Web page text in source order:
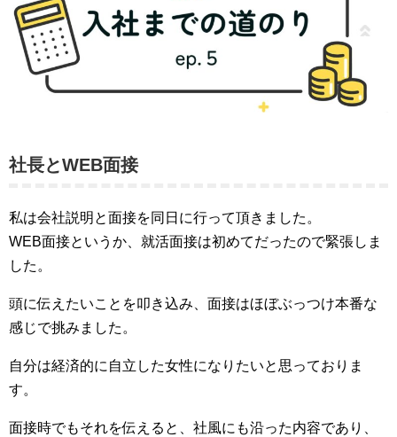
社長とWEB面接
私は会社説明と面接を同日に行って頂きました。
WEB面接というか、就活面接は初めてだったので緊張しま
した。
頭に伝えたいことを叩き込み、面接はほぼぶっつけ本番な
感じで挑みました。
自分は経済的に自立した女性になりたいと思っておりま
す。
面接時でもそれを伝えると、社風にも沿った内容であり、